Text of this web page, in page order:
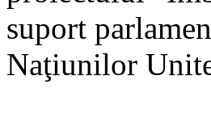
suport
Naţiunilor